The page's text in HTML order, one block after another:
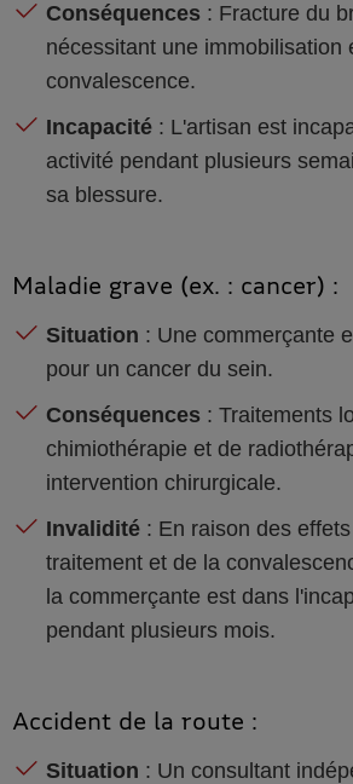
Conséquences : Fracture du
nécessitant une immobilisation
convalescence.
Incapacité : L'artisan est
activité pendant plusieurs
sa blessure.
Maladie grave (ex. : cancer) :
Situation : Une commerçante
pour un cancer du sein.
Conséquences : Traitements
chimiothérapie et de
intervention chirurgicale.
Invalidité : En raison des
traitement et de la
la commerçante est dans
pendant plusieurs mois.
Accident de la route :
Situation : Un consultant